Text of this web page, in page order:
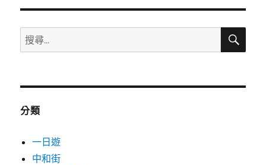
1
月
看
北
分
頁
搜
尋
鍵
搜
分類
一日遊
中和街